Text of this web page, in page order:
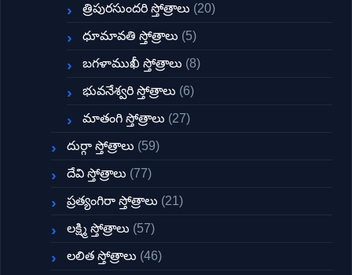
త్రిపురసుందరి స్తోత్రాలు (20)
ధూమావతి స్తోత్రాలు (5)
బగళాముఖీ స్తోత్రాలు (8)
భువనేశ్వరి స్తోత్రాలు (6)
మాతంగి స్తోత్రాలు (27)
దుర్గా స్తోత్రాలు (59)
దేవి స్తోత్రాలు (77)
ప్రత్యంగిరా స్తోత్రాలు (21)
లక్ష్మి స్తోత్రాలు (57)
లలిత స్తోత్రాలు (46)